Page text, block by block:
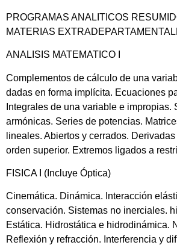
PROGRAMAS ANALITICOS
MATERIAS
ANALISIS MATEMATICO I
Complementos de cálculo de una
dadas en forma implícita. Ecuaciones
Integrales de una variable e impropias.
armónicas. Series de potencias.
lineales. Abiertos y cerrados.
orden superior. Extremos ligados a
FISICA I (Incluye Óptica)
Cinemática. Dinámica. Interacción
conservación. Sistemas no inerciales.
Estática. Hidrostática e hidrodinámica.
Reflexión y refracción. Interferencia y